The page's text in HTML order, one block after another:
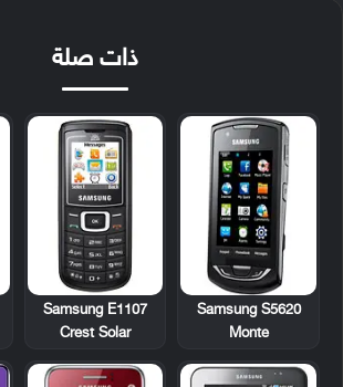
ذات صلة
Samsung S5620
Monte
Samsung E1107
Crest Solar